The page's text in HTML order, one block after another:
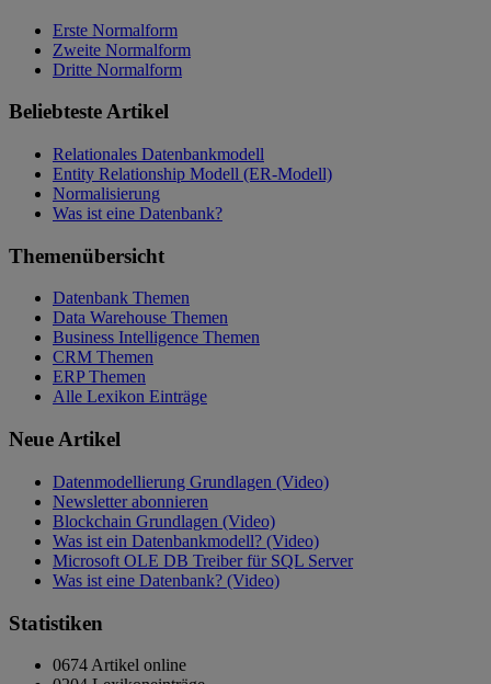
Erste Normalform
Zweite Normalform
Dritte Normalform
Beliebteste Artikel
Relationales Datenbankmodell
Entity Relationship Modell (ER-Modell)
Normalisierung
Was ist eine Datenbank?
Themenübersicht
Datenbank Themen
Data Warehouse Themen
Business Intelligence Themen
CRM Themen
ERP Themen
Alle Lexikon Einträge
Neue Artikel
Datenmodellierung Grundlagen (Video)
Newsletter abonnieren
Blockchain Grundlagen (Video)
Was ist ein Datenbankmodell? (Video)
Microsoft OLE DB Treiber für SQL Server
Was ist eine Datenbank? (Video)
Statistiken
0674 Artikel online